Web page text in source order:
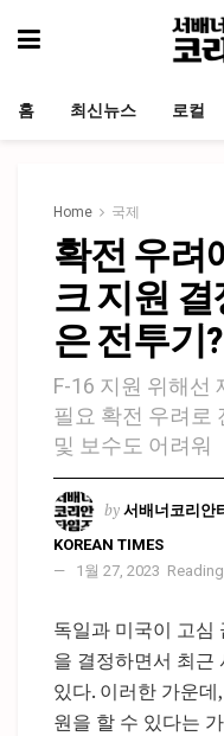
홈 최신뉴스 로컬
Home 국제
확전 우려
크 지원
은 전투기?
F-16 지원 위해선
필요 확전 우려로
및 보수도 어려워
by 서배너코리안
KOREAN TIMES
1월 27, 2023
독일과 미국이 고심
을 결정하면서 최근
있다. 이러한 가운
원을 할 수 있다는